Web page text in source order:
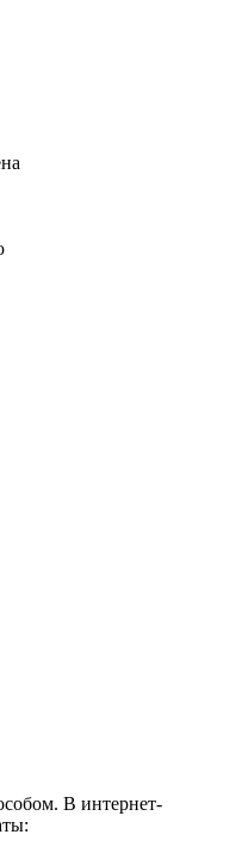
В интернет-